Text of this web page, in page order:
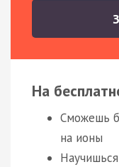
На
Сможешь
на ионы